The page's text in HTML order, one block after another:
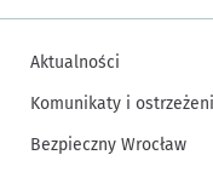
Aktualności
Komunikaty i
Bezpieczny Wrocław